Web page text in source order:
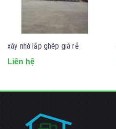
xây nhà lắp ghép giá rẻ
Liên hệ